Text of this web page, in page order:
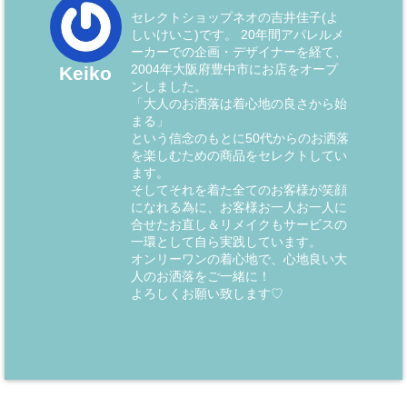
Keiko
セレクトショップネオの吉井佳子(よ
しいけいこ)です。 20年間アパレルメ
ーカーでの企画・デザイナーを経て、
2004年大阪府豊中市にお店をオープ
ンしました。
「大人のお洒落は着心地の良さから始
まる」
という信念のもとに50代からのお洒落
を楽しむための商品をセレクトしてい
ます。
そしてそれを着た全てのお客様が笑顔
になれる為に、お客様お一人お一人に
合せたお直し＆リメイクもサービスの
一環として自ら実践しています。
オンリーワンの着心地で、心地良い大
人のお洒落をご一緒に！
よろしくお願い致します♡